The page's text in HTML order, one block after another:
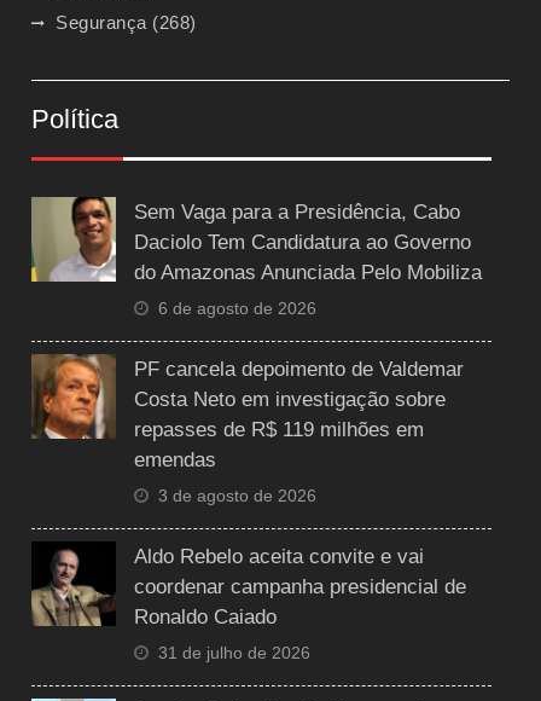
Segurança (268)
Política
Sem Vaga para a Presidência, Cabo
Daciolo Tem Candidatura ao Governo
do Amazonas Anunciada Pelo Mobiliza
6 de agosto de 2026
PF cancela depoimento de Valdemar
Costa Neto em investigação sobre
repasses de R$ 119 milhões em
emendas
3 de agosto de 2026
Aldo Rebelo aceita convite e vai
coordenar campanha presidencial de
Ronaldo Caiado
31 de julho de 2026